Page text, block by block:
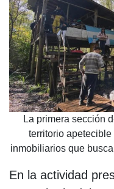
La primera sección
territorio
inmobiliarios que
En la actividad